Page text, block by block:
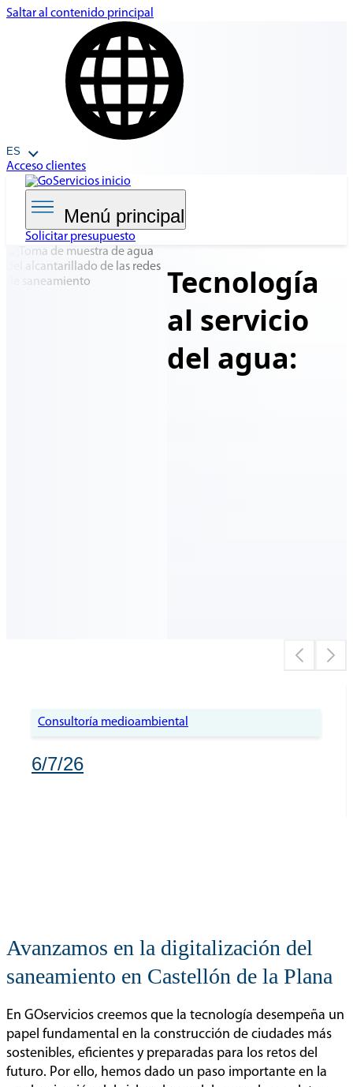
Saltar al contenido principal
ES
Acceso clientes
Menú principal
Solicitar presupuesto
Tecnología
al servicio
del agua:
Consultoría medioambiental
6/7/26
Avanzamos en la digitalización del
saneamiento en Castellón de la Plana
En GOservicios creemos que la tecnología desempeña un
papel fundamental en la construcción de ciudades más
sostenibles, eficientes y preparadas para los retos del
futuro. Por ello, hemos dado un paso importante en la